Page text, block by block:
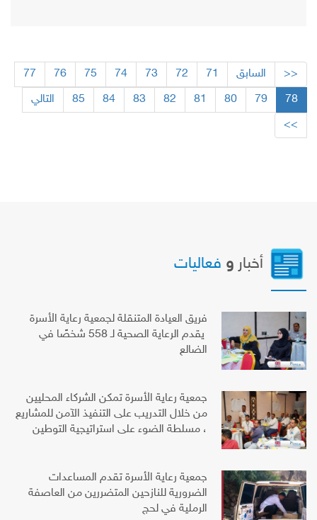
<< السابق 71
72
73
74
75
76
77
78
79
80
81
82
83
84
85
التالي
>>
أخبار و فعاليات
فريق العيادة المتنقلة لجمعية رعاية الأسرة
يقدم الرعاية الصحية لـ 558 شخصًا في
الضالع
جمعية رعاية الأسرة تمكن الشركاء المحليين
من خلال التدريب على التنفيذ الآمن للمشاريع
، مسلطة الضوء على استراتيجية التوطين
جمعية رعاية الأسرة تقدم المساعدات
الضرورية للنازحين المتضررين من العاصفة
الرملية في لحج